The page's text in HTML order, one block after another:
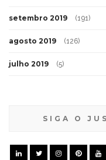
setembro 2019 (191)
agosto 2019 (126)
julho 2019 (5)
SIGA O